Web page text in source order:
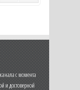
с момента
и достоверной